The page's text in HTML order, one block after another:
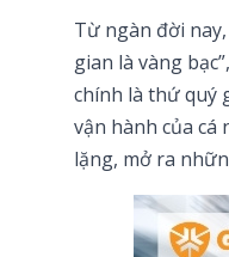
Từ ngàn đời
gian là vàng
chính là thứ quý
vận hành của cá
lặng, mở ra